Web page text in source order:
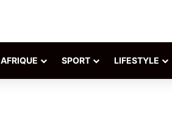
AFRIQUE SPORT LIFESTYLE